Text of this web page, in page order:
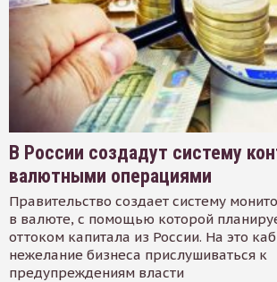
В России создадут систему
валютными операциями
Правительство создает систему
в валюте, с помощью которой
оттоком капитала из России. На это
нежелание бизнеса прислушиваться к
предупреждениям власти